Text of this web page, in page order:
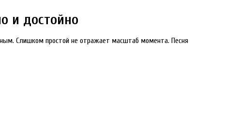
и достойно
Слишком простой не отражает масштаб момента. Песня